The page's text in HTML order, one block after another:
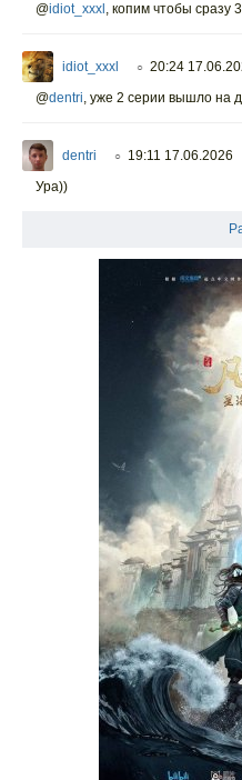
@idiot_xxxl , копим чтобы сразу
idiot_xxxl ○ 20:24
@dentri, уже 2 серии вышло на
dentri ○ 19:11 17.06.2026
Ура))